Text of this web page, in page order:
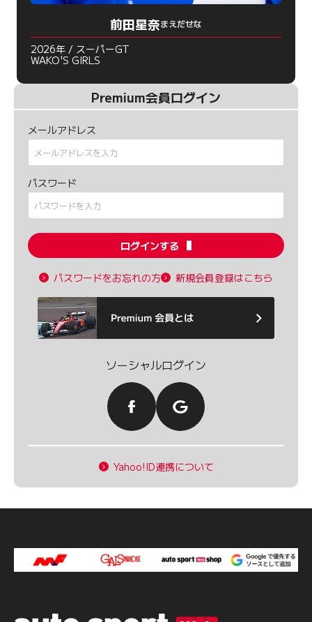
前田星奈まえだせな
2026年 / スーパーGT
WAKO'S GIRLS
Premium会員ログイン
メールアドレス
パスワード
ログインする
パスワードをお忘れの方 新規会員登録はこちら
ソーシャルログイン
Yahoo!ID連携について